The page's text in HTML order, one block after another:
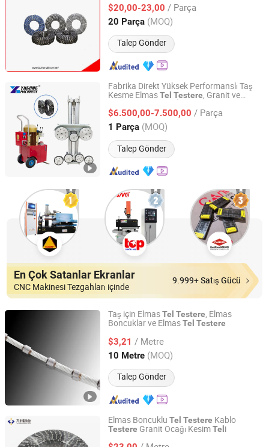
$20,00-23,00 / Parça
20 Parça (MOQ)
Talep Gönder
Jiangxi, China Fiyat 2018
Fabrika Direkt Yüksek Performanslı Taş
Kesme ElmasTel Testere , Granit ve
$6.500,00-7.500,00 / Parça
1 Parça (MOQ)
Talep Gönder
Zhengzhou Yugong Automation Equipment Co., Ltd.
Henan, China Fiyat 2026
En Çok Satanlar Ekranlar
CNC Makinesi Tezgahları içinde
9.999+ Satış Gücü
Taş için ElmasTel Testere, Elmas
Boncuklar ve ElmasTel Testere
$3,21 / Metre
10 Metre (MOQ)
Talep Gönder
Wanlong Times Technology Co., Ltd.
Fujian, China Fiyat 2007
Elmas Boncuklu Tel Testere Kablo
Testere Granit Ocağı KesimTel i
Quanzhou Jiuzhou Chuang Yuan Machinery Co., Ltd.